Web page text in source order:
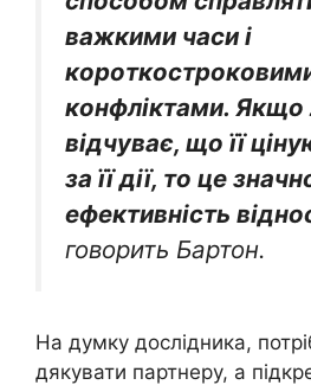
важкими часи і
конфліктами.
відчуває, що її
за її дії, то це
ефективність
говорить Бартон.
На думку дослідника,
дякувати партнеру, а